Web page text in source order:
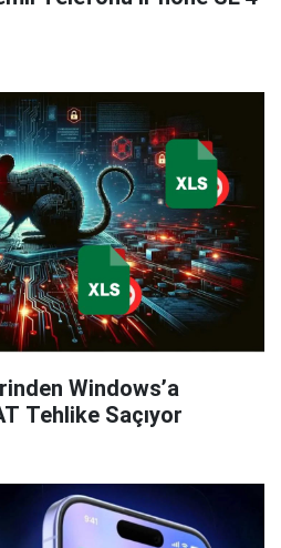
Windows’a
Tehlike Saçıyor